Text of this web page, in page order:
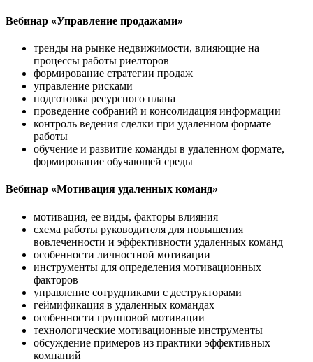
Вебинар «Управление продажами»
тренды на рынке недвижимости, влияющие на
процессы работы риелторов
формирование стратегии продаж
управление рисками
подготовка ресурсного плана
проведение собраний и консолидация информации
контроль ведения сделки при удаленном формате
работы
обучение и развитие команды в удаленном формате,
формирование обучающей среды
Вебинар «Мотивация удаленных команд»
мотивация, ее виды, факторы влияния
схема работы руководителя для повышения
вовлеченности и эффективности удаленных команд
особенности личностной мотивации
инструменты для определения мотивационных
факторов
управление сотрудниками с деструкторами
геймификация в удаленных командах
особенности групповой мотивации
технологические мотивационные инструменты
обсуждение примеров из практики эффективных
компаний